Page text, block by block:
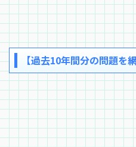
【過去10年間分の問題を